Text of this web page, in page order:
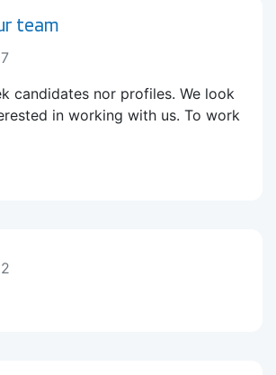
team
candidates nor profiles. We look
in working with us. To work